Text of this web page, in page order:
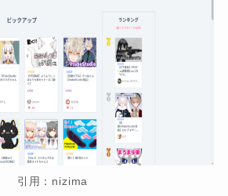
引用：nizima